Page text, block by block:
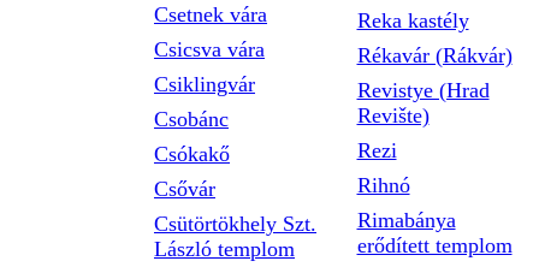
Csetnek vára
Csicsva vára
Csiklingvár
Csobánc
Csókakő
Csővár
Csütörtökhely Szt.
László templom
Reka kastély
Rékavár (Rákvár)
Revistye (Hrad
Revište)
Rezi
Rihnó
Rimabánya
erődített templom